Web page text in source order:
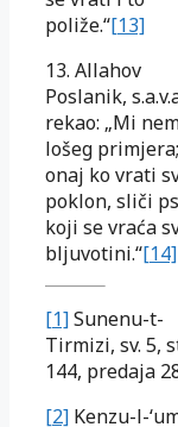
poliže.“[13]
13. Allahov
Poslanik,
rekao: „Mi
lošeg primjera;
onaj ko vrati
poklon, sliči
koji se vraća
bljuvotini.“[14]
[1]Sunenu-t-
Tirmizi, sv. 5,
144, predaja
[2] Kenzu-l-